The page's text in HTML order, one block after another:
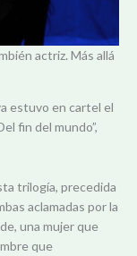
actriz. Más allá
estuvo en cartel el
fin del mundo”,
trilogía, precedida
aclamadas por la
una mujer que
que